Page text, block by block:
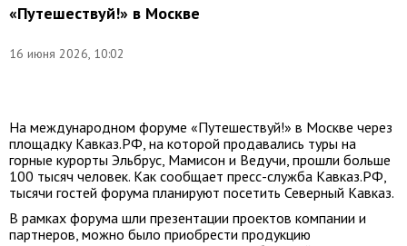
«Путешествуй!» в Москве
16 июня 2026, 10:02
На международном форуме «Путешествуй!» в Москве через
площадку Кавказ.РФ, на которой продавались туры на
горные курорты Эльбрус, Мамисон и Ведучи, прошли больше
100 тысяч человек. Как сообщает пресс-служба Кавказ.РФ,
тысячи гостей форума планируют посетить Северный Кавказ.
В рамках форума шли презентации проектов компании и
партнеров, можно было приобрести продукцию